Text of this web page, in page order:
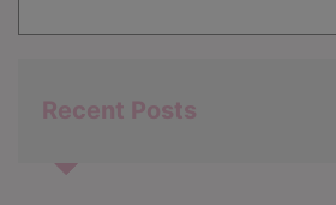
Recent Posts